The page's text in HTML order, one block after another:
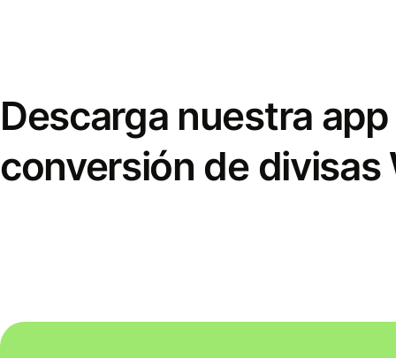
Descarga nuestra
conversión de divisas